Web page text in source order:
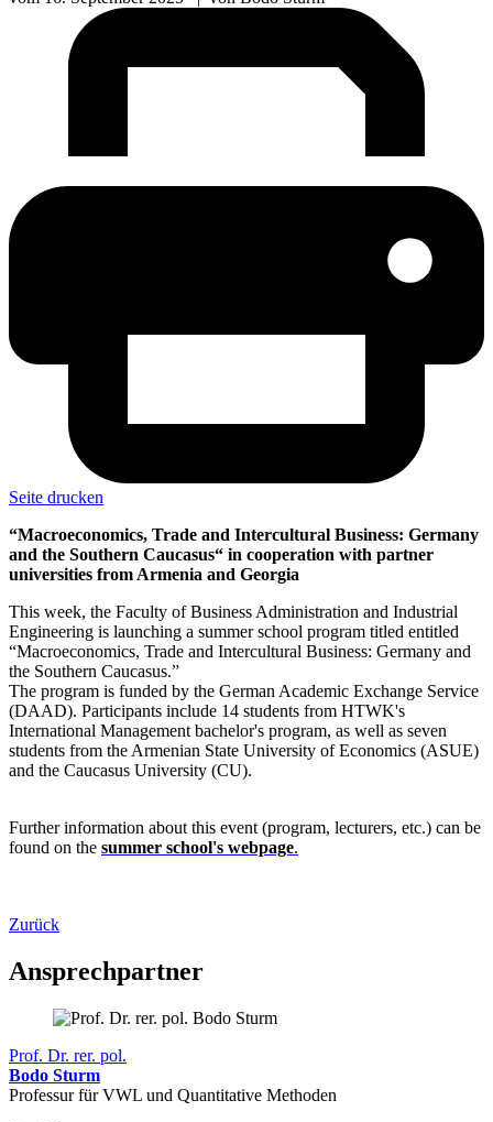
Seite drucken
“Macroeconomics, Trade and Intercultural Business: Germany
and the Southern Caucasus“ in cooperation with partner
universities from Armenia and Georgia
This week, the Faculty of Business Administration and Industrial
Engineering is launching a summer school program titled entitled
“Macroeconomics, Trade and Intercultural Business: Germany and
the Southern Caucasus.”
The program is funded by the German Academic Exchange Service
(DAAD). Participants include 14 students from HTWK's
International Management bachelor's program, as well as seven
students from the Armenian State University of Economics (ASUE)
and the Caucasus University (CU).
Further information about this event (program, lecturers, etc.) can be
found on the summer school's webpage.
Zurück
Ansprechpartner
Prof. Dr. rer. pol.
Bodo Sturm
Professur für VWL und Quantitative Methoden